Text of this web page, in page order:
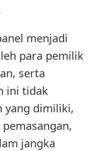
menjadi
para pemilik
serta
ini tidak
yang dimiliki,
jangka